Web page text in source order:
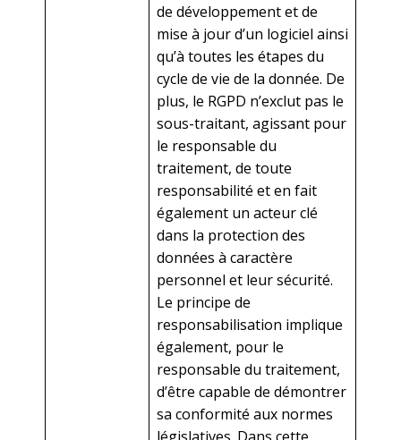
de développement et de
mise à jour d’un logiciel ainsi
qu’à toutes les étapes du
cycle de vie de la donnée. De
plus, le RGPD n’exclut pas le
sous-traitant, agissant pour
le responsable du
traitement, de toute
responsabilité et en fait
également un acteur clé
dans la protection des
données à caractère
personnel et leur sécurité.
Le principe de
responsabilisation implique
également, pour le
responsable du traitement,
d’être capable de démontrer
sa conformité aux normes